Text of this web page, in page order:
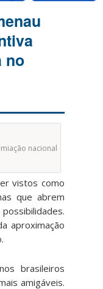
no
nacional
vistos como
que abrem
aproximação
brasileiros
amigáveis.